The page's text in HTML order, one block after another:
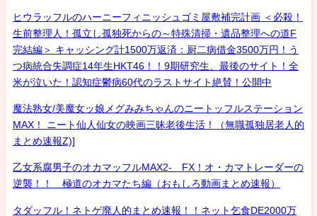
ヒウラッフルのハーニーフィニッシュゴミ屋敷補完計画 ＜必殺！
生前整理人！孤立し孤独死からの～特殊清掃・遺品整理への道F
完結編＞ キャッシング計1500万返済：厨二病借金3500万円！う
つ病統合失調症14年生HKT46！！9期研究生、最後のサイト！全
米が泣いた！認知症鬱病60代のラストサイト絶賛！公開中
魔法熟女/美魔女ッ娘メグみみちゃんのニートッフルステーション
MAX！ ニート仙人仙女の映画三昧老後生活！（無職孤独居老人的
まとめ速報Z)]
乙女系腐男子のオカマッフルMAX2- FX！オ・カマトレーダーの
逆襲！！ 極道のオカマたち編（おもしろ動画まとめ速報）
タダッフル！ネトゲ廃人的まとめ速報！！ネット乞食DE2000万